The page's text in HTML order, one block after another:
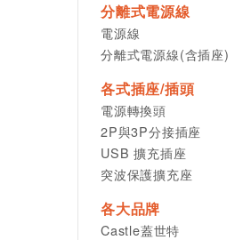
分離式電源線
電源線
分離式電源線(含插座)
各式插座/插頭
電源轉換頭
2P與3P分接插座
USB 擴充插座
突波保護擴充座
各大品牌
Castle蓋世特